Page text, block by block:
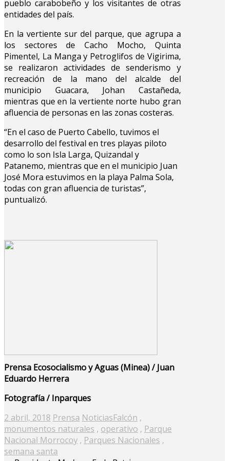
pueblo carabobeño y los visitantes de otras
entidades del país.
En la vertiente sur del parque, que agrupa a
los sectores de Cacho Mocho, Quinta
Pimentel, La Manga y Petroglifos de Vigirima,
se realizaron actividades de senderismo y
recreación de la mano del alcalde del
municipio Guacara, Johan Castañeda,
mientras que en la vertiente norte hubo gran
afluencia de personas en las zonas costeras.
“En el caso de Puerto Cabello, tuvimos el
desarrollo del festival en tres playas piloto
como lo son Isla Larga, Quizandal y
Patanemo, mientras que en el municipio Juan
José Mora estuvimos en la playa Palma Sola,
todas con gran afluencia de turistas”,
puntualizó.
Prensa Ecosocialismo y Aguas (Minea) / Juan
Eduardo Herrera
Fotografía / Inparques
Posted
on
2 abril, 2018 Prensa NoticiasFalcón ,
monumentos naturales , operativo , Parque
Nacional Morrocoy , Parques Nacionales ,
semana santa